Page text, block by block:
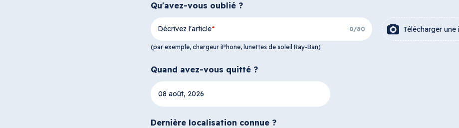
Qu'avez-vous oublié ?
Décrivez l'article 0/80 Télécharger une
(par exemple, chargeur iPhone, lunettes de soleil Ray-Ban)
Quand avez-vous quitté ?
Dernière localisation connue ?